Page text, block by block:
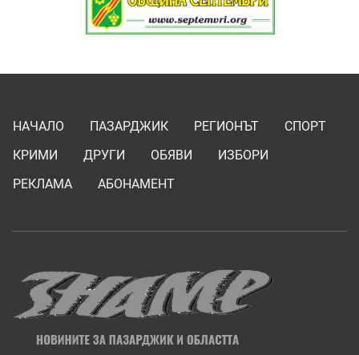
НАЧАЛО ПАЗАРДЖИК РЕГИОНЪТ
СПОРТ
КРИМИ
ДРУГИ ОБЯВИ
ИЗБОРИ
РЕКЛАМА
АБОНАМЕНТ